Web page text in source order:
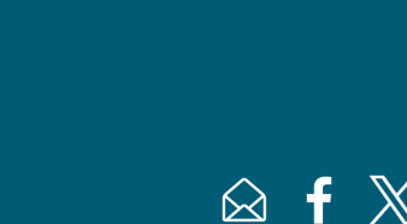
Email [This link will
Facebook